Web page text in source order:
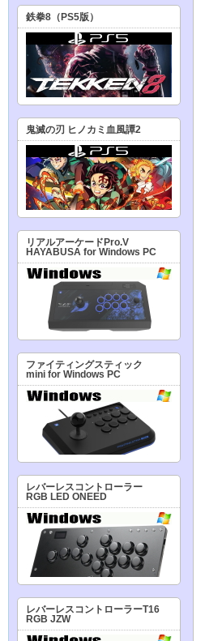
鉄拳8（PS5版）
鬼滅の刃 ヒノカミ血風譚2
リアルアーケードPro.V
HAYABUSA for Windows PC
ファイティングスティック
mini for Windows PC
レバーレスコントローラー
RGB LED ONEED
レバーレスコントローラーT16
RGB JZW